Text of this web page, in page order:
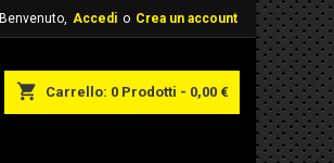
Benvenuto, Accedi o Crea un account
shopping_cart Carrello: 0 Prodotti - 0,00 €